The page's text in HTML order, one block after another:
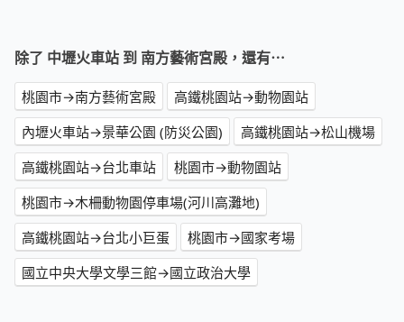
除了 中壢火車站 到 南方藝術宮殿，還有⋯
桃園市→南方藝術宮殿
高鐵桃園站→動物園站
內壢火車站→景華公園 (防災公園)
高鐵桃園站→松山機場
高鐵桃園站→台北車站
桃園市→動物園站
桃園市→木柵動物園停車場(河川高灘地)
高鐵桃園站→台北小巨蛋
桃園市→國家考場
國立中央大學文學三館→國立政治大學